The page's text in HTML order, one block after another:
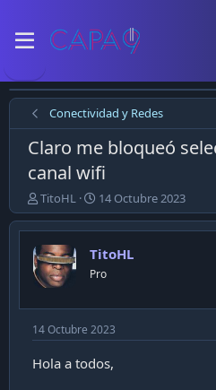
Conectividad y Redes
Claro me bloqueó
canal wifi
E
m
p
e
z
ó
l
t
e
m
TitoHL
F
e
c
h
a
d
p
u
b
l
14 Octubre 2023
TitoHL
Pro
14 Octubre 2023
Hola a todos,